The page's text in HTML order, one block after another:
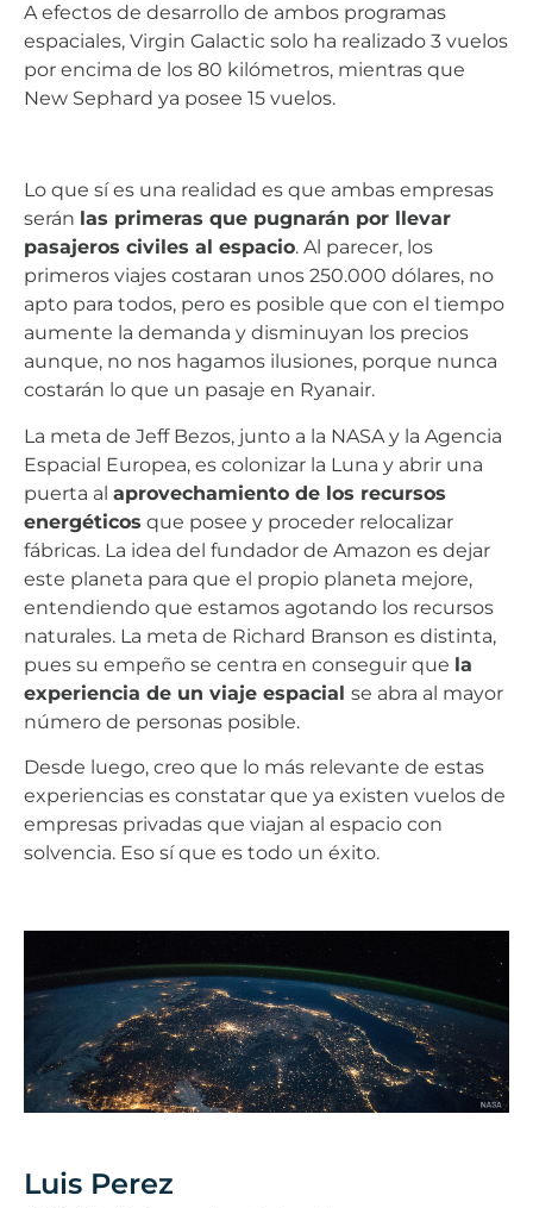
A efectos de desarrollo de ambos programas
espaciales, Virgin Galactic solo ha realizado 3 vuelos
por encima de los 80 kilómetros, mientras que
New Sephard ya posee 15 vuelos.
Lo que sí es una realidad es que ambas empresas
serán las primeras que pugnarán por llevar
pasajeros civiles al espacio. Al parecer, los
primeros viajes costaran unos 250.000 dólares, no
apto para todos, pero es posible que con el tiempo
aumente la demanda y disminuyan los precios
aunque, no nos hagamos ilusiones, porque nunca
costarán lo que un pasaje en Ryanair.
La meta de Jeff Bezos, junto a la NASA y la Agencia
Espacial Europea, es colonizar la Luna y abrir una
puerta al aprovechamiento de los recursos
energéticos que posee y proceder relocalizar
fábricas. La idea del fundador de Amazon es dejar
este planeta para que el propio planeta mejore,
entendiendo que estamos agotando los recursos
naturales. La meta de Richard Branson es distinta,
pues su empeño se centra en conseguir que la
experiencia de un viaje espacial se abra al mayor
número de personas posible.
Desde luego, creo que lo más relevante de estas
experiencias es constatar que ya existen vuelos de
empresas privadas que viajan al espacio con
solvencia. Eso sí que es todo un éxito.
Luis Perez